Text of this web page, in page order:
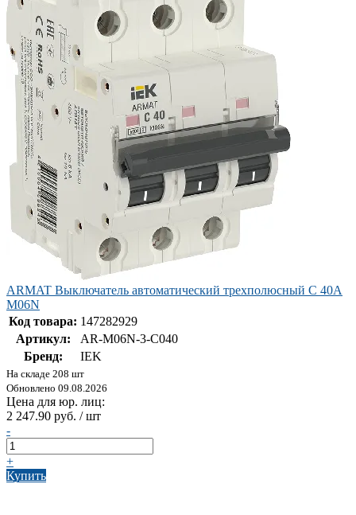
ARMAT Выключатель автоматический трехполюсный C 40А
M06N
Код товара: 147282929
Артикул:
AR-M06N-3-C040
Бренд:
IEK
На складе 208 шт
Обновлено 09.08.2026
Цена для юр. лиц:
2 247.90 руб. / шт
-
+
Купить